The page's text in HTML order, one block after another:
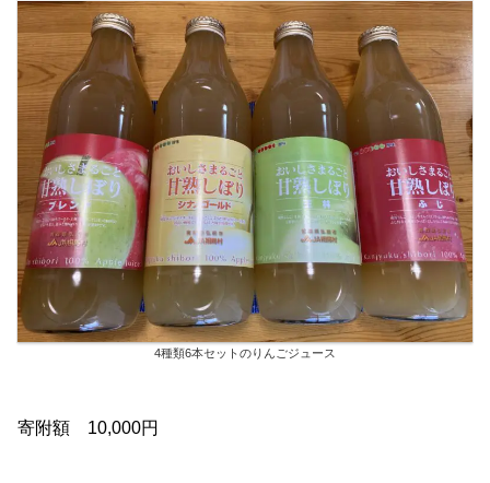
4種類6本セットのりんごジュース
寄附額 10,000円